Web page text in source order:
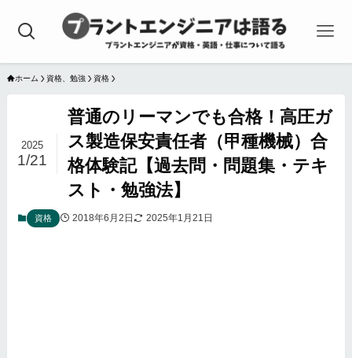
ホーム 資格、勉強 資格
普通のリーマンでも合格！高圧ガ
ス製造保安責任者（甲種機械）合
格体験記【過去問・問題集・テキ
スト・勉強法】
2025
1/21
資格 2018年6月2日 2025年1月21日